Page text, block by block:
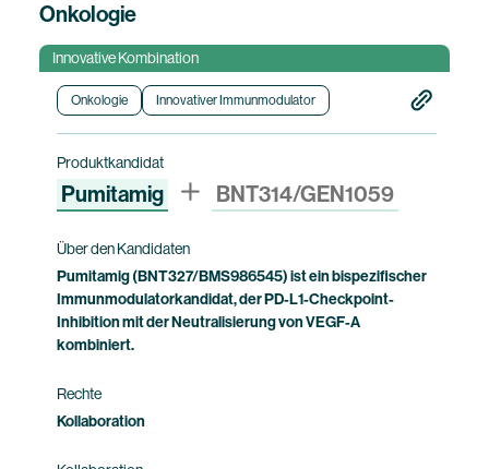
Onkologie
Innovative Kombination
Onkologie Innovativer Immunmodulator
Produktkandidat
Pumitamig BNT314/GEN1059
Über den Kandidaten
Pumitamig (BNT327/BMS986545) ist ein bispezifischer
Immunmodulatorkandidat, der PD-L1-Checkpoint-
Inhibition mit der Neutralisierung von VEGF-A
kombiniert.
Rechte
Kollaboration